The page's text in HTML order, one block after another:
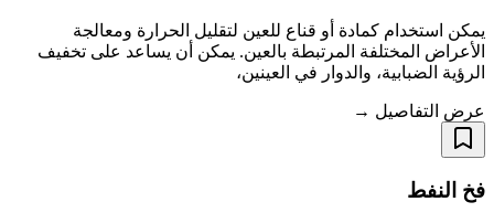
يمكن استخدام كمادة أو قناع للعين لتقليل الحرارة ومعالجة
الأعراض المختلفة المرتبطة بالعين. يمكن أن يساعد على تخفيف
الرؤية الضبابية، والدوار في العينين،
عرض التفاصيل →
فخ النفط